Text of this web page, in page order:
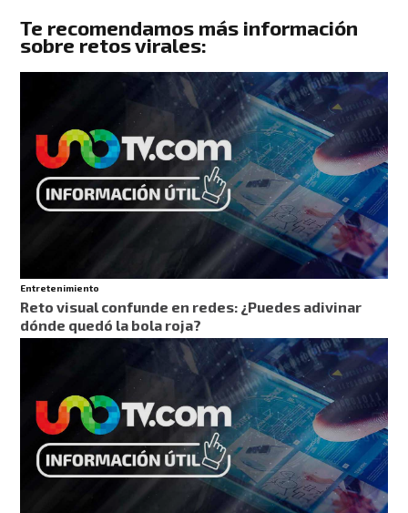
Te recomendamos más información
sobre retos virales:
Entretenimiento
Reto visual confunde en redes: ¿Puedes adivinar
dónde quedó la bola roja?